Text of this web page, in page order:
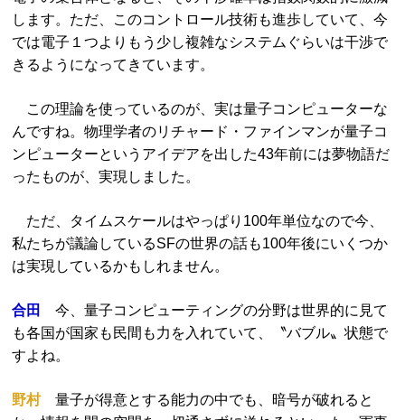
します。ただ、このコントロール技術も進歩していて、今
では電子１つよりもう少し複雑なシステムぐらいは干渉で
きるようになってきています。
この理論を使っているのが、実は量子コンピューターな
んですね。物理学者のリチャード・ファインマンが量子コ
ンピューターというアイデアを出した43年前には夢物語だ
ったものが、実現しました。
ただ、タイムスケールはやっぱり100年単位なので今、
私たちが議論しているSFの世界の話も100年後にいくつか
は実現しているかもしれません。
合田
今、量子コンピューティングの分野は世界的に見て
も各国が国家も民間も力を入れていて、〝バブル〟状態で
すよね。
野村量子が得意とする能力の中でも、暗号が破れると